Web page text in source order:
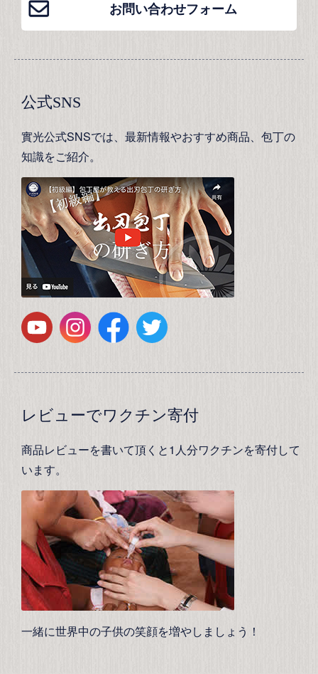
お問い合わせフォーム
公式SNS
實光公式SNSでは、最新情報やおすすめ商品、包丁の
知識をご紹介。
レビューでワクチン寄付
商品レビューを書いて頂くと1人分ワクチンを寄付して
います。
一緒に世界中の子供の笑顔を増やしましょう！